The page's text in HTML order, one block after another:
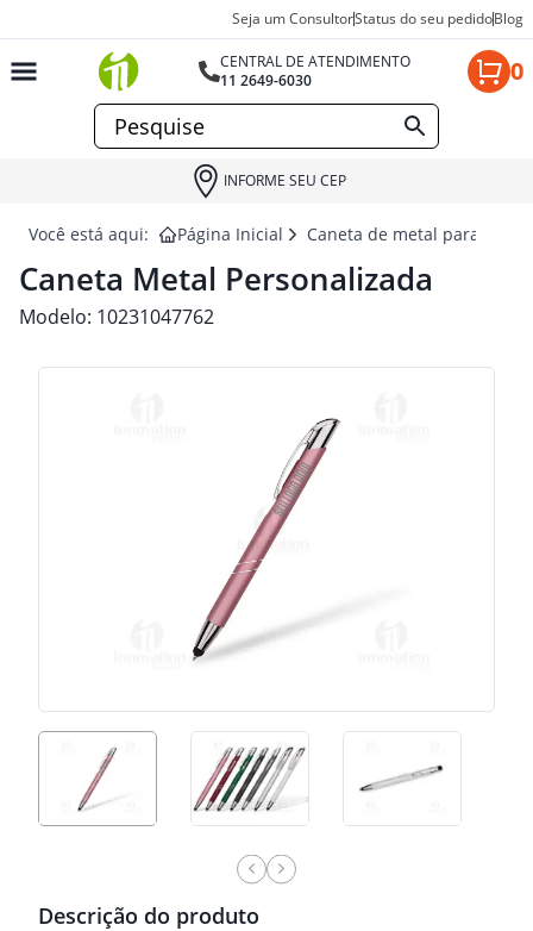
Seja um ConsultorStatus do seu pedidoBlog
CENTRAL DE ATENDIMENTO
11 2649-6030
0
INFORME SEU CEP
Você está aqui: Página Inicial Caneta de metal para
Caneta Metal Personalizada
Modelo: 10231047762
Descrição do produto